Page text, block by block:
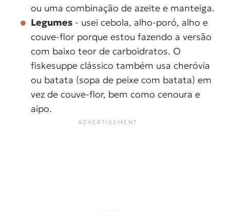
ou uma combinação de azeite e manteiga.
Legumes - usei cebola, alho-poró, alho e
couve-flor porque estou fazendo a versão
com baixo teor de carboidratos. O
fiskesuppe clássico também usa cheróvia
ou batata (sopa de peixe com batata) em
vez de couve-flor, bem como cenoura e
aipo.